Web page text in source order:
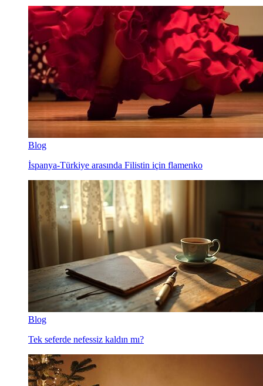
Blog
İspanya-Türkiye arasında Filistin için flamenko
Blog
Tek seferde nefessiz kaldın mı?